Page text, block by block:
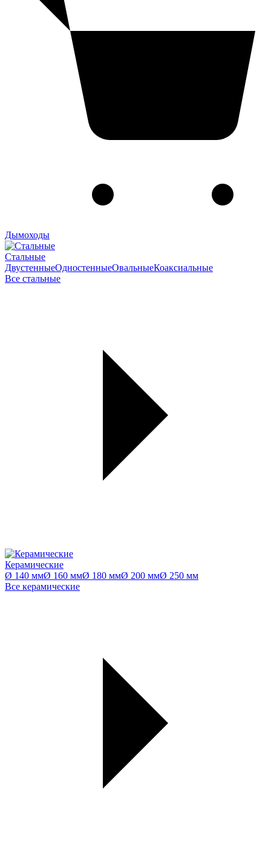
Дымоходы
Стальные
ДвустенныеОдностенныеОвальныеКоаксиальные
Все стальные
Керамические
Ø 140 ммØ 160 ммØ 180 ммØ 200 ммØ 250 мм
Все керамические